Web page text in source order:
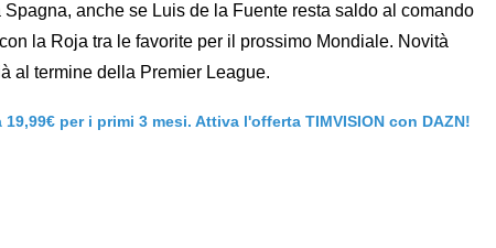
anche se Luis de la Fuente resta saldo al comando
la Roja tra le favorite per il prossimo Mondiale. Novità
al termine della Premier League.
19,99€ per i primi 3 mesi. Attiva l'offerta TIMVISION con DAZN!